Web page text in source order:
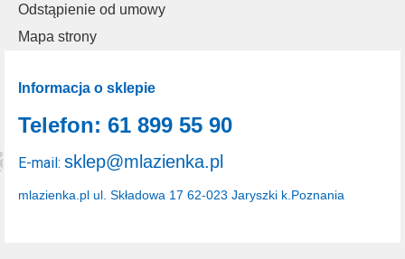
Odstąpienie od umowy
Mapa strony
Informacja o sklepie
mlazienka.pl ul. Składowa 17 62-023 Jaryszki k.Poznania
Telefon: 61 899 55 90
E-mail: sklep@mlazienka.pl